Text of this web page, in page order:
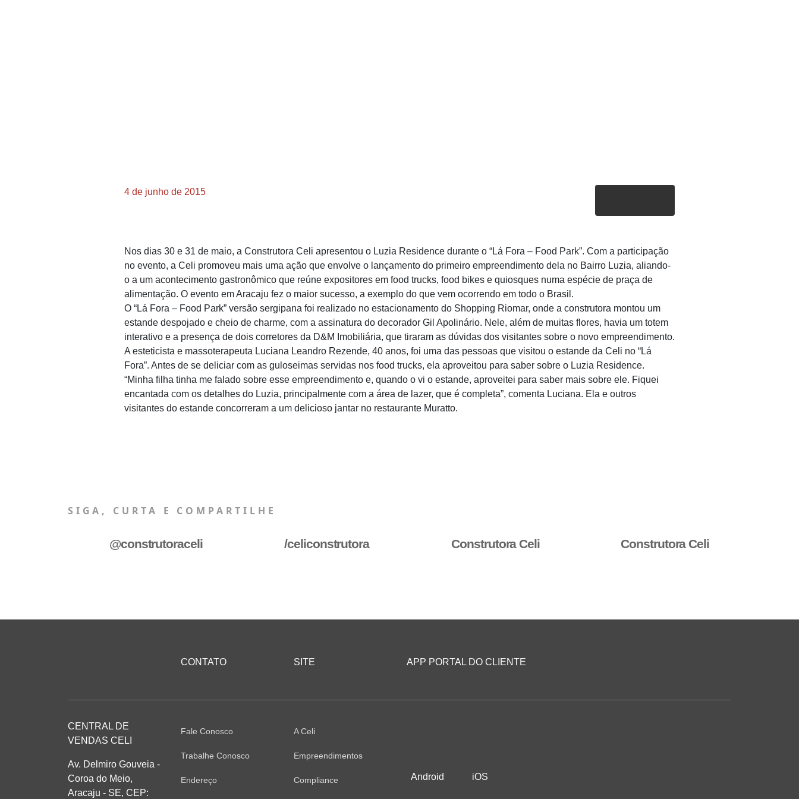
4 de junho de 2015
Nos dias 30 e 31 de maio, a Construtora Celi apresentou o Luzia Residence durante o “Lá Fora – Food Park”. Com a participação
no evento, a Celi promoveu mais uma ação que envolve o lançamento do primeiro empreendimento dela no Bairro Luzia, aliando-
o a um acontecimento gastronômico que reúne expositores em food trucks, food bikes e quiosques numa espécie de praça de
alimentação. O evento em Aracaju fez o maior sucesso, a exemplo do que vem ocorrendo em todo o Brasil.
O “Lá Fora – Food Park” versão sergipana foi realizado no estacionamento do Shopping Riomar, onde a construtora montou um
estande despojado e cheio de charme, com a assinatura do decorador Gil Apolinário. Nele, além de muitas flores, havia um totem
interativo e a presença de dois corretores da D&M Imobiliária, que tiraram as dúvidas dos visitantes sobre o novo empreendimento.
A esteticista e massoterapeuta Luciana Leandro Rezende, 40 anos, foi uma das pessoas que visitou o estande da Celi no “Lá
Fora”. Antes de se deliciar com as guloseimas servidas nos food trucks, ela aproveitou para saber sobre o Luzia Residence.
“Minha filha tinha me falado sobre esse empreendimento e, quando o vi o estande, aproveitei para saber mais sobre ele. Fiquei
encantada com os detalhes do Luzia, principalmente com a área de lazer, que é completa”, comenta Luciana. Ela e outros
visitantes do estande concorreram a um delicioso jantar no restaurante Muratto.
SIGA, CURTA E COMPARTILHE
@construtoraceli /celiconstrutora Construtora Celi Construtora Celi
CONTATO SITE APP PORTAL DO CLIENTE
CENTRAL DE
VENDAS CELI
Av. Delmiro Gouveia -
Coroa do Meio,
Aracaju - SE, CEP:
Fale Conosco
Trabalhe Conosco
Endereço
A Celi
Empreendimentos
Compliance Android iOS